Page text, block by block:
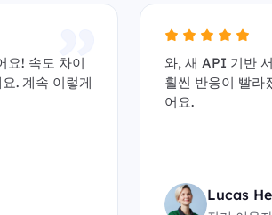
요! 속도 차이
. 계속 이렇게
와, 새 API 기반
훨씬 반응이 빨라
어요.
Lucas